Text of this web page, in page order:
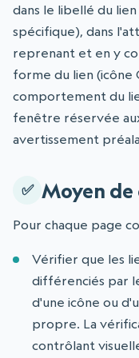
dans le libellé du
spécifique), dans
reprenant et en y
forme du lien (icône
comportement du
fenêtre réservée
avertissement
Moyen
Pour chaque page
Vérifier que les
différenciés par
d'une icône ou
propre. La
contrôlant